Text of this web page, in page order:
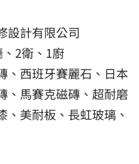
設計有限公司
2衛、1廚
、西班牙賽麗石、日本
、馬賽克磁磚、超耐磨
美耐板、長虹玻璃、